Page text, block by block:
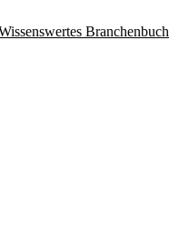
Branchenbuch